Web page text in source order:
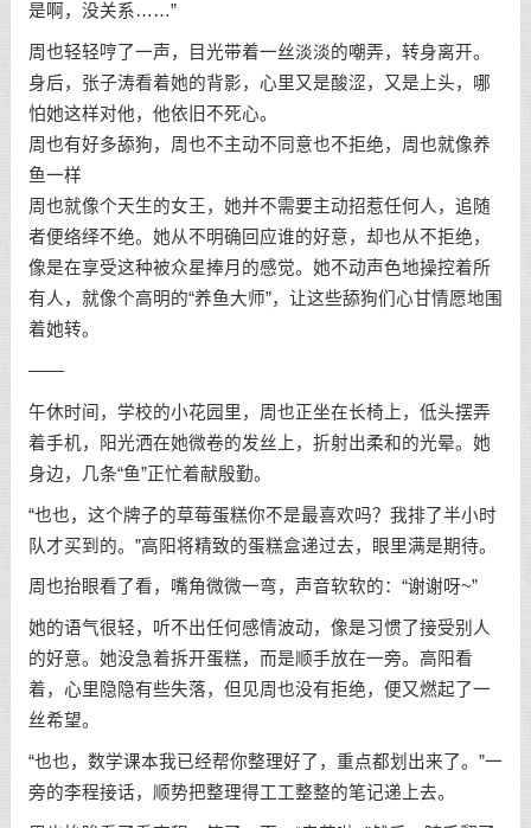
是啊，没关系……”
周也轻轻哼了一声，目光带着一丝淡淡的嘲弄，转身离开。
身后，张子涛看着她的背影，心里又是酸涩，又是上头，哪
怕她这样对他，他依旧不死心。
周也有好多舔狗，周也不主动不同意也不拒绝，周也就像养
鱼一样
周也就像个天生的女王，她并不需要主动招惹任何人，追随
者便络绎不绝。她从不明确回应谁的好意，却也从不拒绝，
像是在享受这种被众星捧月的感觉。她不动声色地操控着所
有人，就像个高明的“养鱼大师”，让这些舔狗们心甘情愿地围
着她转。
——
午休时间，学校的小花园里，周也正坐在长椅上，低头摆弄
着手机，阳光洒在她微卷的发丝上，折射出柔和的光晕。她
身边，几条“鱼”正忙着献殷勤。
“也也，这个牌子的草莓蛋糕你不是最喜欢吗？我排了半小时
队才买到的。”高阳将精致的蛋糕盒递过去，眼里满是期待。
周也抬眼看了看，嘴角微微一弯，声音软软的：“谢谢呀~”
她的语气很轻，听不出任何感情波动，像是习惯了接受别人
的好意。她没急着拆开蛋糕，而是顺手放在一旁。高阳看
着，心里隐隐有些失落，但见周也没有拒绝，便又燃起了一
丝希望。
“也也，数学课本我已经帮你整理好了，重点都划出来了。”一
旁的李程接话，顺势把整理得工工整整的笔记递上去。